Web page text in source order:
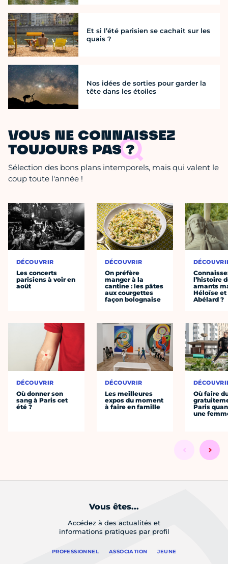
Et si l’été parisien se cachait sur les
quais ?
Nos idées de sorties pour garder la
tête dans les étoiles
VOUS NE CONNAISSEZ
TOUJOURS PAS ?
Sélection des bons plans intemporels, mais qui valent le
coup toute l'année !
DÉCOUVRIR
Les concerts
parisiens à voir en
août
DÉCOUVRIR
Où donner son
sang à Paris cet
été ?
DÉCOUVRIR
On préfère
manger à la
cantine : les pâtes
aux courgettes
façon bolognaise
DÉCOUVRIR
Les meilleures
expos du moment
à faire en famille
l’histoire
amants
Héloïse et
Abélard ?
Où faire
Paris
une
Vous êtes...
Accédez à des actualités et
informations pratiques par profil
PROFESSIONNEL ASSOCIATION JEUNE